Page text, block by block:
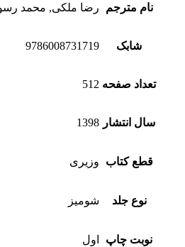
نام مترجم رضا ملکی, محمد
شابک 9786008731719
تعداد صفحه 512
سال انتشار 1398
قطع کتاب وزیری
نوع جلد شومیز
نوبت چاپ اول